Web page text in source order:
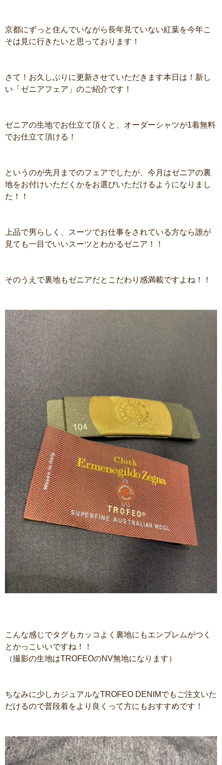
京都にずっと住んでいながら長年見ていない紅葉を今年こ
そは見に行きたいと思っております！
さて！お久しぶりに更新させていただきます本日は！新し
い「ゼニアフェア」のご紹介です！
ゼニアの生地でお仕立て頂くと、オーダーシャツが1着無料
でお仕立て頂ける！
というのが先月までのフェアでしたが、今月はゼニアの裏
地をお付けいただくかをお選びいただけるようになりまし
た！！
上品で男らしく、スーツでお仕事をされている方なら誰が
見ても一目でいいスーツとわかるゼニア！！
そのうえで裏地もゼニアだとこだわり感満載ですよね！！
こんな感じでタグもカッコよく裏地にもエンブレムがつく
とかっこいいですね！！
（撮影の生地はTROFEOのNV無地になります）
ちなみに少しカジュアルなTROFEO DENIMでもご注文いた
だけるので普段着をより良くって方にもおすすめです！